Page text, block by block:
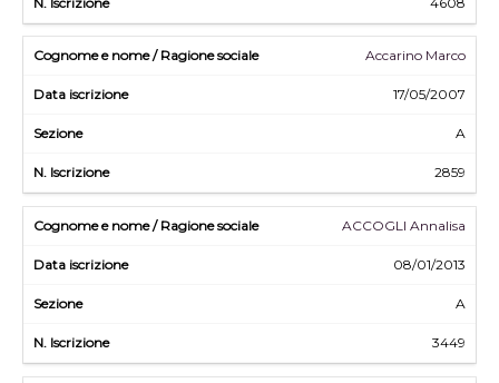
Accarino Marco
17/05/2007
A
2859
ACCOGLI Annalisa
08/01/2013
A
3449